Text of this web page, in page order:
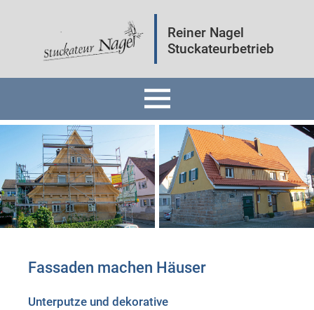
Reiner Nagel
Stuckateurbetrieb
Fassaden
Innenräume
Mineralputz
Wärmedämmung
Fassaden machen Häuser
Unterputze und dekorative